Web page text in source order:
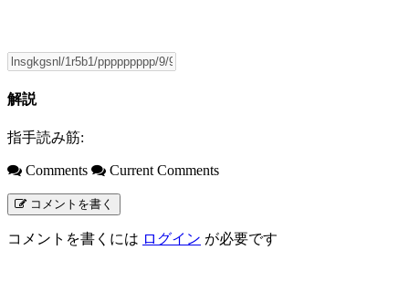
解説
指手読み筋:
Comments Current Comments
コメントを書く
コメントを書くには ログイン が必要です